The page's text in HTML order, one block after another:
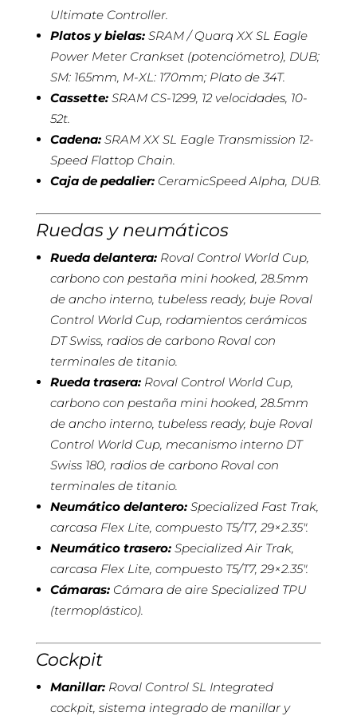
Ultimate Controller.
Platos y bielas:SRAM / Quarq XX SL Eagle
Power Meter Crankset (potenciómetro), DUB;
SM: 165mm, M-XL: 170mm; Plato de 34T.
Cassette:SRAM CS-1299, 12 velocidades, 10-
52t.
Cadena:SRAM XX SL Eagle Transmission 12-
Speed Flattop Chain.
Caja de pedalier:CeramicSpeed Alpha, DUB.
Ruedas y neumáticos
Rueda delantera:Roval Control World Cup,
carbono con pestaña mini hooked, 28.5mm
de ancho interno, tubeless ready, buje Roval
Control World Cup, rodamientos cerámicos
DT Swiss, radios de carbono Roval con
terminales de titanio.
Rueda trasera:Roval Control World Cup,
carbono con pestaña mini hooked, 28.5mm
de ancho interno, tubeless ready, buje Roval
Control World Cup, mecanismo interno DT
Swiss 180, radios de carbono Roval con
terminales de titanio.
Neumático delantero:Specialized Fast Trak,
carcasa Flex Lite, compuesto T5/T7, 29×2.35″.
Neumático trasero:Specialized Air Trak,
carcasa Flex Lite, compuesto T5/T7, 29×2.35″.
Cámaras:Cámara de aire Specialized TPU
(termoplástico).
Cockpit
Manillar:Roval Control SL Integrated
cockpit, sistema integrado de manillar y